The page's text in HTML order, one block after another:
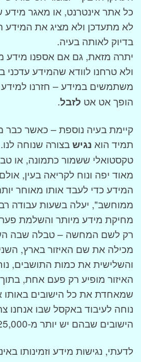
כל אתר אינטרנט, או מאגר מידע
לא מתעדכן ולא מציג את המידע
בדיוק לאותה בעיה.
יתרה מזאת, גם אם אספנו מידע
ולא טרחנו לוודא שהמידע עדכני
משתמשים במידע – חזרנו למידע
הופך אט אט לזבל.
קיימת בעיה נוספת – כאשר כבר
תמיד הוא נגישבצורה שנוחה
טקסטואלי ששמור כתמונה, או
מאוד יפה ונוח לקריאה בעין,
המידע כדי לעבד אותו מאוחר
ממוחשב", יעלה בשעות עבודה
מחיקת מידע מיותר והשלמת
רק לשם המחשה – טבלה שבה
מכילה את שם האיזור בארץ,
והשלישית את כמות התושבים,
האיזור מופיע רק פעם אחת,
שמאחדת את כל הישובים באותו
נוחה לעיבוד באקסל שבו אנחנו
הישובים שבהם יש יותר מ-25,000 תושבים.
לדעתי, נגישות מידע וזמינותו